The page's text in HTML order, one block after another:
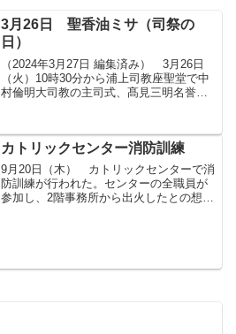
3月26日 聖香油ミサ（司祭の
日）
（2024年3月27日 編集済み） 3月26日
（火）10時30分から浦上司教座聖堂で中
村倫明大司教の主司式、髙見三明名誉大
たちを含め多くの信徒らが参加し、共に
祈りをさ...
カトリックセンター消防訓練
9月20日（木） カトリックセンターで消
防訓練が行われた。センターの全職員が
参加し、2階事務所から出火したとの想定